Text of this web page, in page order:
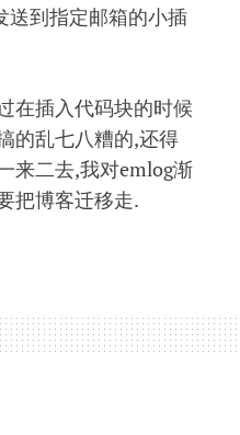
送到指定邮箱的小插
在插入代码块的时候
的乱七八糟的,还得
来二去,我对emlog渐
把博客迁移走.